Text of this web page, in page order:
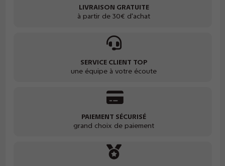
LIVRAISON GRATUITE
à partir de 30€ d'achat
SERVICE CLIENT TOP
une équipe à votre écoute
PAIEMENT SÉCURISÉ
grand choix de paiement